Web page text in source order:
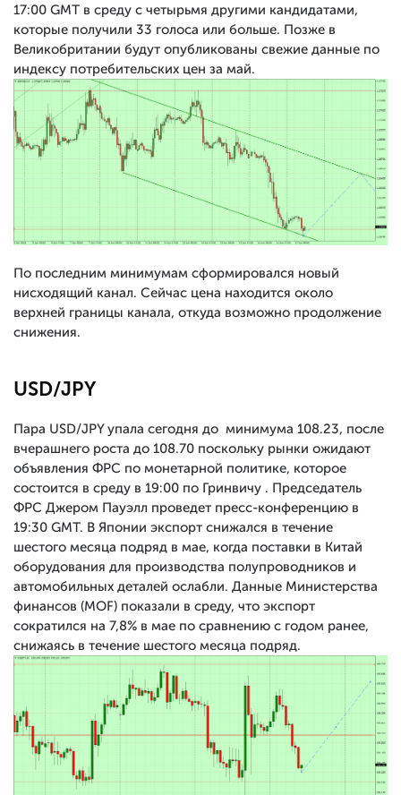
17:00 GMT в среду с четырьмя другими кандидатами,
которые получили 33 голоса или больше. Позже в
Великобритании будут опубликованы свежие данные по
индексу потребительских цен за май.
По последним минимумам сформировался новый
нисходящий канал. Сейчас цена находится около
верхней границы канала, откуда возможно продолжение
снижения.
USD/JPY
Пара USD/JPY упала сегодня до минимума 108.23, после
вчерашнего роста до 108.70 поскольку рынки ожидают
объявления ФРС по монетарной политике, которое
состоится в среду в 19:00 по Гринвичу . Председатель
ФРС Джером Пауэлл проведет пресс-конференцию в
19:30 GMT. В Японии экспорт снижался в течение
шестого месяца подряд в мае, когда поставки в Китай
оборудования для производства полупроводников и
автомобильных деталей ослабли. Данные Министерства
финансов (MOF) показали в среду, что экспорт
сократился на 7,8% в мае по сравнению с годом ранее,
снижаясь в течение шестого месяца подряд.